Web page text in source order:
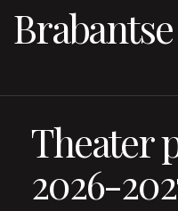
Theater
2026-